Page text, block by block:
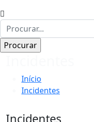
Início
Incidentes
Incidentes